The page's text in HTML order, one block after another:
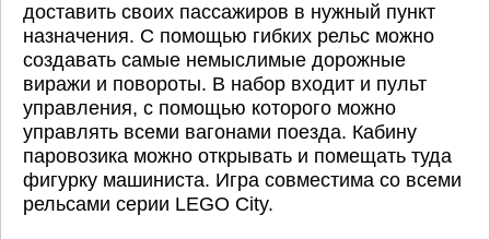
доставить своих пассажиров в нужный пункт
назначения. С помощью гибких рельс можно
создавать самые немыслимые дорожные
виражи и повороты. В набор входит и пульт
управления, с помощью которого можно
управлять всеми вагонами поезда. Кабину
паровозика можно открывать и помещать туда
фигурку машиниста. Игра совместима со всеми
рельсами серии LEGO City.